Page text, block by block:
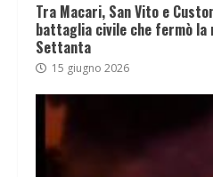
Tra Macari, San Vito e
battaglia civile che fermò la
Settanta
15 giugno 2026